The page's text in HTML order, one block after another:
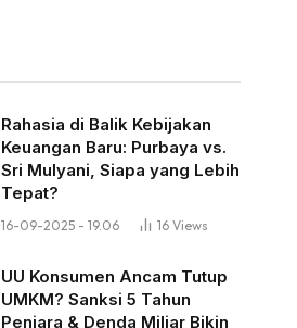
Rahasia di Balik Kebijakan
Keuangan Baru: Purbaya vs.
Sri Mulyani, Siapa yang Lebih
Tepat?
16-09-2025 - 19.06 16 Views
UU Konsumen Ancam Tutup
UMKM? Sanksi 5 Tahun
Penjara & Denda Miliar Bikin